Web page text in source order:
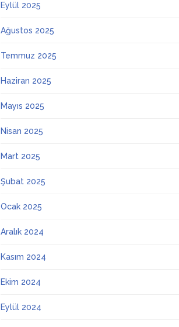
Eylül 2025
Ağustos 2025
Temmuz 2025
Haziran 2025
Mayıs 2025
Nisan 2025
Mart 2025
Şubat 2025
Ocak 2025
Aralık 2024
Kasım 2024
Ekim 2024
Eylül 2024